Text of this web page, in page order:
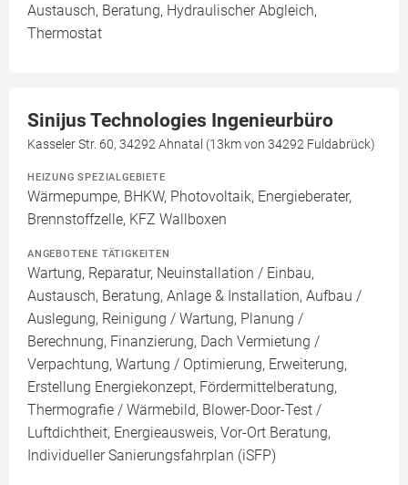
Austausch, Beratung, Hydraulischer Abgleich,
Thermostat
Sinijus Technologies Ingenieurbüro
Kasseler Str. 60, 34292 Ahnatal (13km von 34292 Fuldabrück)
HEIZUNG SPEZIALGEBIETE
Wärmepumpe, BHKW, Photovoltaik, Energieberater,
Brennstoffzelle, KFZ Wallboxen
ANGEBOTENE TÄTIGKEITEN
Wartung, Reparatur, Neuinstallation / Einbau,
Austausch, Beratung, Anlage & Installation, Aufbau /
Auslegung, Reinigung / Wartung, Planung /
Berechnung, Finanzierung, Dach Vermietung /
Verpachtung, Wartung / Optimierung, Erweiterung,
Erstellung Energiekonzept, Fördermittelberatung,
Thermografie / Wärmebild, Blower-Door-Test /
Luftdichtheit, Energieausweis, Vor-Ort Beratung,
Individueller Sanierungsfahrplan (iSFP)